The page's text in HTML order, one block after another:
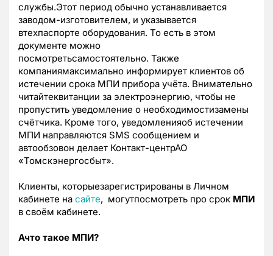
службы.Этот период обычно устанавливается
заводом-изготовителем, и указывается
втехпаспорте оборудования. То есть в этом
документе можно
посмотретьсамостоятельно. Также
компаниямаксимально информирует клиентов об
истечении срока МПИ прибора учёта. Внимательно
читайтеквитанции за электроэнергию, чтобы не
пропустить уведомление о необходимостизамены
счётчика. Кроме того, уведомленияоб истечении
МПИ направляются SMS сообщением и
автообзовон делает Контакт-центрАО
«Томскэнергосбыт».
Клиенты, которыезарегистрированы в Личном
кабинете на сайте, могутпосмотреть про срок МПИ
в своём кабинете.
Ачто такое МПИ?